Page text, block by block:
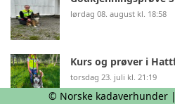
lørdag 08. august kl. 18:58
Kurs og prøver i
torsdag 23. juli kl. 21:19
© Norske kadaverhunder